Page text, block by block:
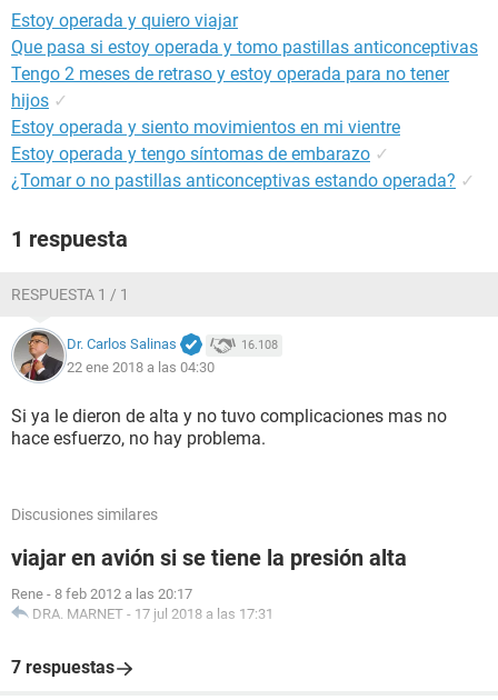
Estoy operada y quiero viajar
Que pasa si estoy operada y tomo pastillas anticonceptivas
Tengo 2 meses de retraso y estoy operada para no tener
hijos ✓
Estoy operada y siento movimientos en mi vientre
Estoy operada y tengo síntomas de embarazo ✓
¿Tomar o no pastillas anticonceptivas estando operada? ✓
1 respuesta
RESPUESTA 1 / 1
Dr. Carlos Salinas 16.108
22 ene 2018 a las 04:30
Si ya le dieron de alta y no tuvo complicaciones mas no
hace esfuerzo, no hay problema.
Discusiones similares
viajar en avión si se tiene la presión alta
Rene - 8 feb 2012 a las 20:17
DRA. MARNET - 17 jul 2018 a las 17:31
7 respuestas